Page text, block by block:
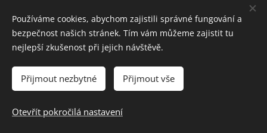
Používáme cookies, abychom zajistili správné fungování a
bezpečnost našich stránek. Tím vám můžeme zajistit tu
nejlepší zkušenost při jejich návštěvě.
Přijmout nezbytné Přijmout vše
Otevřít pokročilá nastavení